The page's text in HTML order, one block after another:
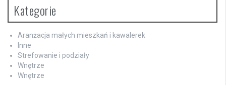
Kategorie
Aranżacja małych mieszkań i kawalerek
Inne
Strefowanie i podziały
Wnętrze
Wnętrze